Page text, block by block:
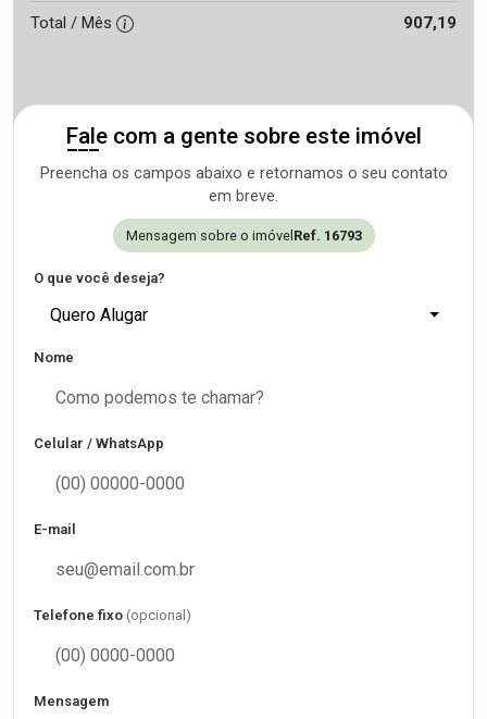
Total / Mês 907,19
Fale com a gente sobre este imóvel
Preencha os campos abaixo e retornamos o seu contato
em breve.
Mensagem sobre o imóvelRef. 16793
O que você deseja?
Quero Alugar
Nome
Celular / WhatsApp
E-mail
Telefone fixo (opcional)
Mensagem